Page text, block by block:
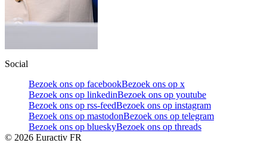
Social
Bezoek ons op facebookBezoek ons op x
Bezoek ons op linkedinBezoek ons op youtube
Bezoek ons op rss-feedBezoek ons op instagram
Bezoek ons op mastodonBezoek ons op telegram
Bezoek ons op blueskyBezoek ons op threads
© 2026 Euractiv FR